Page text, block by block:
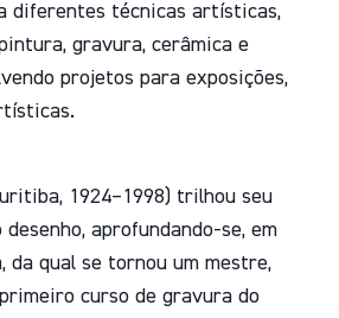
diferentes técnicas artísticas,
gravura, cerâmica e
projetos para exposições,
1924–1998) trilhou seu
aprofundando-se, em
da qual se tornou um mestre,
curso de gravura do